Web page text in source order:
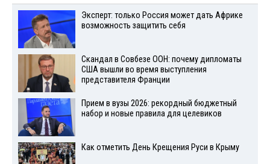
Эксперт: только Россия может дать Африке
возможность защитить себя
Скандал в Совбезе ООН: почему дипломаты
США вышли во время выступления
представителя Франции
Прием в вузы 2026: рекордный бюджетный
набор и новые правила для целевиков
Как отметить День Крещения Руси в Крыму